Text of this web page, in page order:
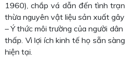
1960), chắp vá dẫn đến tình
thừa nguyên vật liệu sản xuất gây
– Ý thức môi trường của người
thấp. Vì lợi ích kinh tế họ sẵn
hiện tại.